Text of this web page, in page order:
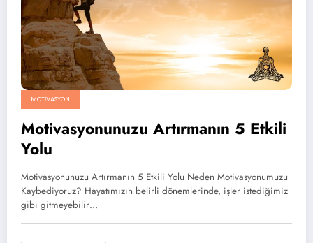
MOTIVASYON
Motivasyonunuzu Artırmanın 5 Etkili
Yolu
Motivasyonunuzu Artırmanın 5 Etkili Yolu Neden Motivasyonumuzu
Kaybediyoruz? Hayatımızın belirli dönemlerinde, işler istediğimiz
gibi gitmeyebilir…